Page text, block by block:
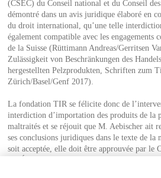
(CSEC) du Conseil national et du Conseil
démontré dans un avis juridique élaboré en
du droit international, qu’une telle
également compatible avec les engagements
de la Suisse (Rüttimann Andreas/Gerritsen
Zulässigkeit von Beschränkungen des
hergestellten Pelzprodukten, Schriften zum
Zürich/Basel/Genf 2017).
La fondation TIR se félicite donc de
interdiction d’importation des produits de la
maltraités et se réjouit que M. Aebischer ait
ses conclusions juridiques dans le texte de
soit acceptée, elle doit être approuvée par le
des États. La fondation TIR lance un appel